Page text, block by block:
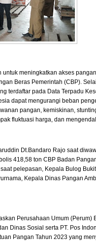
untuk meningkatkan akses
Beras Pemerintah (CBP).
terdaftar pada Data Terpadu
dapat mengurangi beban
pangan, kemiskinan,
fluktuasi harga, dan
Dt.Bandaro Rajo saat
418,58 ton CBP Badan
pelepasan, Kepala Bulog
Kepala Dinas Pangan
Perusahaan Umum (Perum)
Dinas Sosial serta PT. Pos
Pangan Tahun 2023 yang